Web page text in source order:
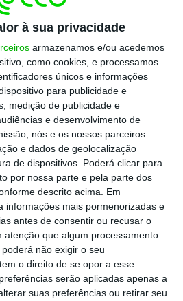
à sua privacidade
armazenamos e/ou acedemos
como cookies, e processamos
únicos e informações
para publicidade e
medição de publicidade e
e desenvolvimento de
nós e os nossos parceiros
e dados de geolocalização
de dispositivos. Poderá clicar para
por nossa parte e pela parte dos
descrito acima. Em
informações mais pormenorizadas e
antes de consentir ou recusar o
atenção que algum processamento
não exigir o seu
o direito de se opor a esse
serão aplicadas apenas a
suas preferências ou retirar seu
foram o tema
Rui Tavares ligou o
à lei laboral com uma
salientando que os
os dois terços
a Lei Fundamental
democracia.O porta-voz
partidos à direita de não
de levar a votos nas
do ano passado as
trabalho, nem projetos
sugerindo que caso
calhar não tinham tido